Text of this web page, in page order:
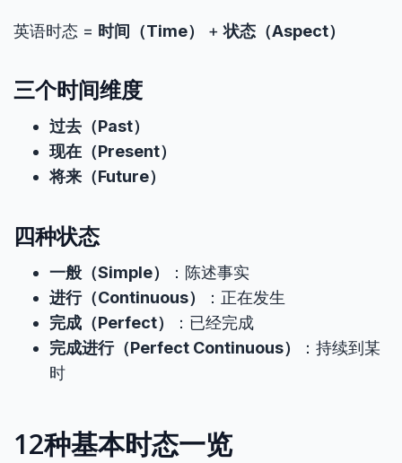
英语时态 = 时间（Time） +状态（Aspect）
三个时间维度
过去（Past）
现在（Present）
将来（Future）
四种状态
一般（Simple）
：陈述事实
进行（Continuous）
：正在发生
完成（Perfect）
：已经完成
完成进行（Perfect Continuous）
：持续到某
时
12种基本时态一览